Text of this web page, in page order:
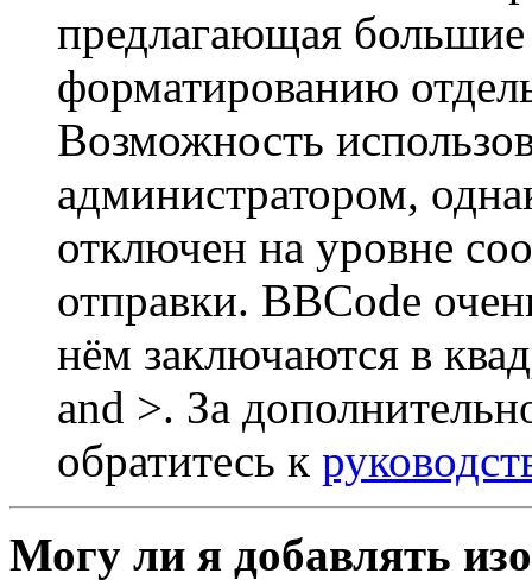
предлагающая
форматированию
Возможность
администратором,
отключен на уровне
отправки. BBCode
нём заключаются в
and >. За
обратитесь к
Могу ли я добавлять